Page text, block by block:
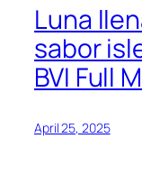
Luna
sabor
BVI Full
April 25, 2025